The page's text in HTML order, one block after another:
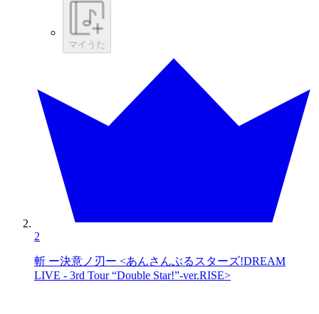
マイうた
2
斬 ー決意ノ刃ー <あんさんぶるスターズ!DREAM
LIVE - 3rd Tour “Double Star!”-ver.RISE>